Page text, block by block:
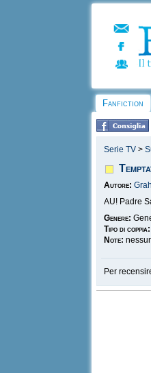
Fanfiction
Serie TV >
Autore:
AU! Padre
Genere:
Tipo di coppia:
Note:
Per